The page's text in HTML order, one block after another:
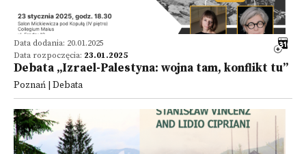
Data dodania: 20.01.2025
Data rozpoczęcia: 23.01.2025
Debata „Izrael-Palestyna: wojna tam, konflikt tu”
Poznań | Debata